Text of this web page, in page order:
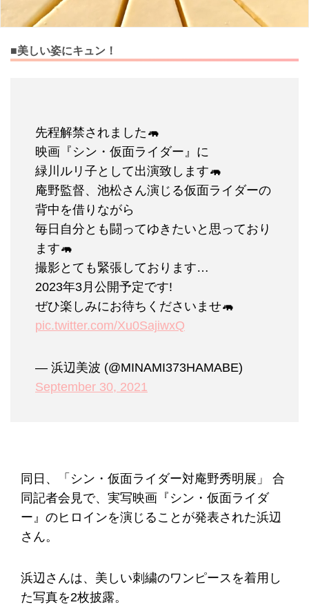
■美しい姿にキュン！
先程解禁されました🦛
映画『シン・仮面ライダー』に
緑川ルリ子として出演致します🦛
庵野監督、池松さん演じる仮面ライダーの
背中を借りながら
毎日自分とも闘ってゆきたいと思っており
ます🦛
撮影とても緊張しております…
2023年3月公開予定です!
ぜひ楽しみにお待ちくださいませ🦛
pic.twitter.com/Xu0SajiwxQ
— 浜辺美波 (@MINAMI373HAMABE)
September 30, 2021
同日、「シン・仮面ライダー対庵野秀明展」 合
同記者会見で、実写映画『シン・仮面ライダ
ー』のヒロインを演じることが発表された浜辺
さん。
浜辺さんは、美しい刺繍のワンピースを着用し
た写真を2枚披露。